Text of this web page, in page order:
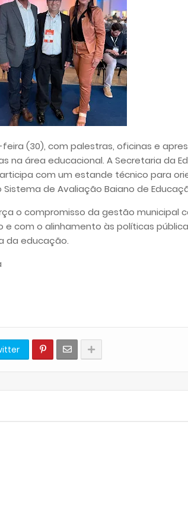
(30), com palestras, oficinas e
na área educacional. A Secretaria da
com um estande técnico para
de Avaliação Baiano de
o compromisso da gestão municipal
com o alinhamento às políticas
da educação.